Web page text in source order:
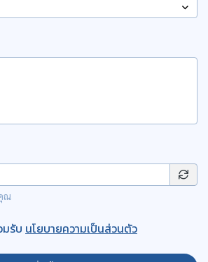
ณ
รับ นโยบายความเป็นส่วนตัว